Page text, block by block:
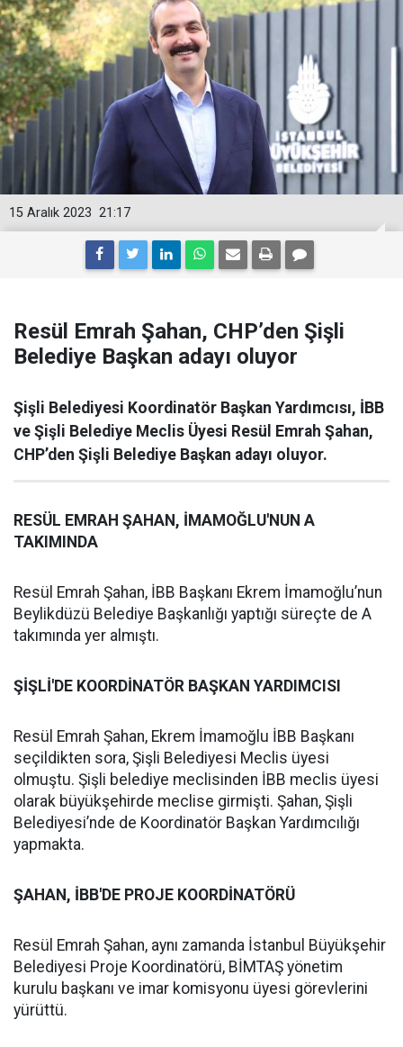
21:17
15 Aralık 2023
Resül Emrah Şahan, CHP’den Şişli
Belediye Başkan adayı oluyor
Şişli Belediyesi Koordinatör Başkan Yardımcısı, İBB
ve Şişli Belediye Meclis Üyesi Resül Emrah Şahan,
CHP’den Şişli Belediye Başkan adayı oluyor.
RESÜL EMRAH ŞAHAN, İMAMOĞLU'NUN A
TAKIMINDA
Resül Emrah Şahan, İBB Başkanı Ekrem İmamoğlu’nun
Beylikdüzü Belediye Başkanlığı yaptığı süreçte de A
takımında yer almıştı.
ŞİŞLİ'DE KOORDİNATÖR BAŞKAN YARDIMCISI
Resül Emrah Şahan, Ekrem İmamoğlu İBB Başkanı
seçildikten sora, Şişli Belediyesi Meclis üyesi
olmuştu. Şişli belediye meclisinden İBB meclis üyesi
olarak büyükşehirde meclise girmişti. Şahan, Şişli
Belediyesi’nde de Koordinatör Başkan Yardımcılığı
yapmakta.
ŞAHAN, İBB'DE PROJE KOORDİNATÖRÜ
Resül Emrah Şahan, aynı zamanda İstanbul Büyükşehir
Belediyesi Proje Koordinatörü, BİMTAŞ yönetim
kurulu başkanı ve imar komisyonu üyesi görevlerini
yürüttü.